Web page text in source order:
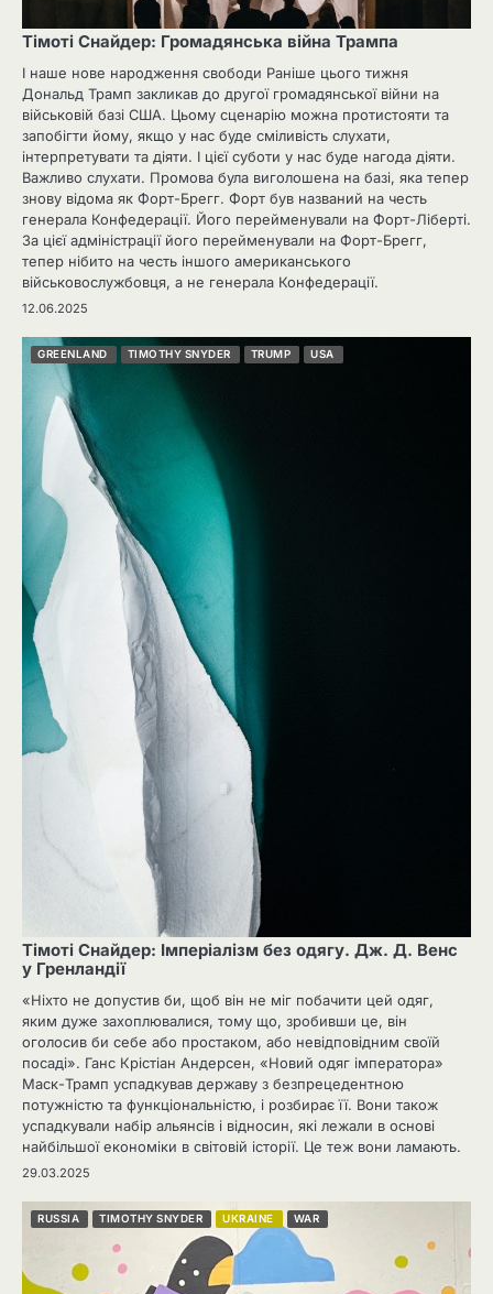
Тімоті Снайдер: Громадянська війна Трампа
І наше нове народження свободи Раніше цього тижня
Дональд Трамп закликав до другої громадянської війни на
військовій базі США. Цьому сценарію можна протистояти та
запобігти йому, якщо у нас буде сміливість слухати,
інтерпретувати та діяти. І цієї суботи у нас буде нагода діяти.
Важливо слухати. Промова була виголошена на базі, яка тепер
знову відома як Форт-Брегг. Форт був названий на честь
генерала Конфедерації. Його перейменували на Форт-Ліберті.
За цієї адміністрації його перейменували на Форт-Брегг,
тепер нібито на честь іншого американського
військовослужбовця, а не генерала Конфедерації.
12.06.2025
GREENLAND TIMOTHY SNYDER TRUMP USA
Тімоті Снайдер: Імперіалізм без одягу. Дж. Д. Венс
у Гренландії
«Ніхто не допустив би, щоб він не міг побачити цей одяг,
яким дуже захоплювалися, тому що, зробивши це, він
оголосив би себе або простаком, або невідповідним своїй
посаді». Ганс Крістіан Андерсен, «Новий одяг імператора»
Маск-Трамп успадкував державу з безпрецедентною
потужністю та функціональністю, і розбирає її. Вони також
успадкували набір альянсів і відносин, які лежали в основі
найбільшої економіки в світовій історії. Це теж вони ламають.
29.03.2025
RUSSIA TIMOTHY SNYDER UKRAINE WAR